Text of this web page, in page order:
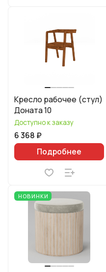
Кресло рабочее (стул)
Доната 10
Доступно к заказу
6 368 ₽
Подробнее
НОВИНКИ